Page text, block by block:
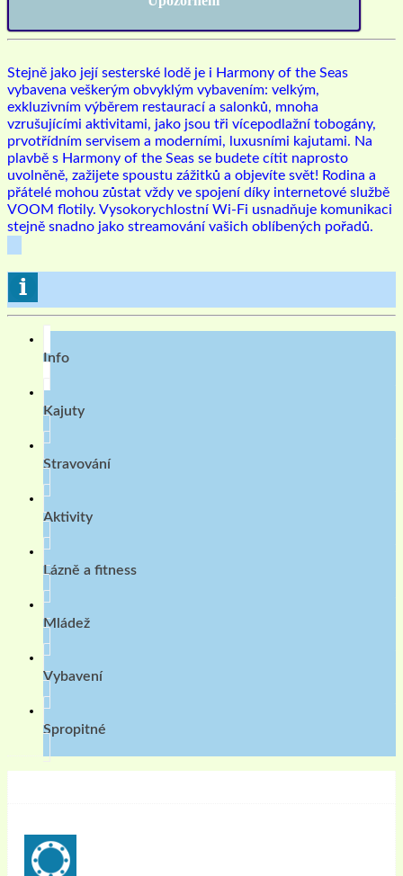
Stejně jako její sesterské lodě je i Harmony of the Seas
vybavena veškerým obvyklým vybavením: velkým,
exkluzivním výběrem restaurací a salonků, mnoha
vzrušujícími aktivitami, jako jsou tři vícepodlažní tobogány,
prvotřídním servisem a moderními, luxusními kajutami. Na
plavbě s Harmony of the Seas se budete cítit naprosto
uvolněně, zažijete spoustu zážitků a objevíte svět! Rodina a
přátelé mohou zůstat vždy ve spojení díky internetové službě
VOOM flotily. Vysokorychlostní Wi-Fi usnadňuje komunikaci
stejně snadno jako streamování vašich oblíbených pořadů.
Info
Kajuty
Stravování
Aktivity
Lázně a fitness
Mládež
Vybavení
Spropitné